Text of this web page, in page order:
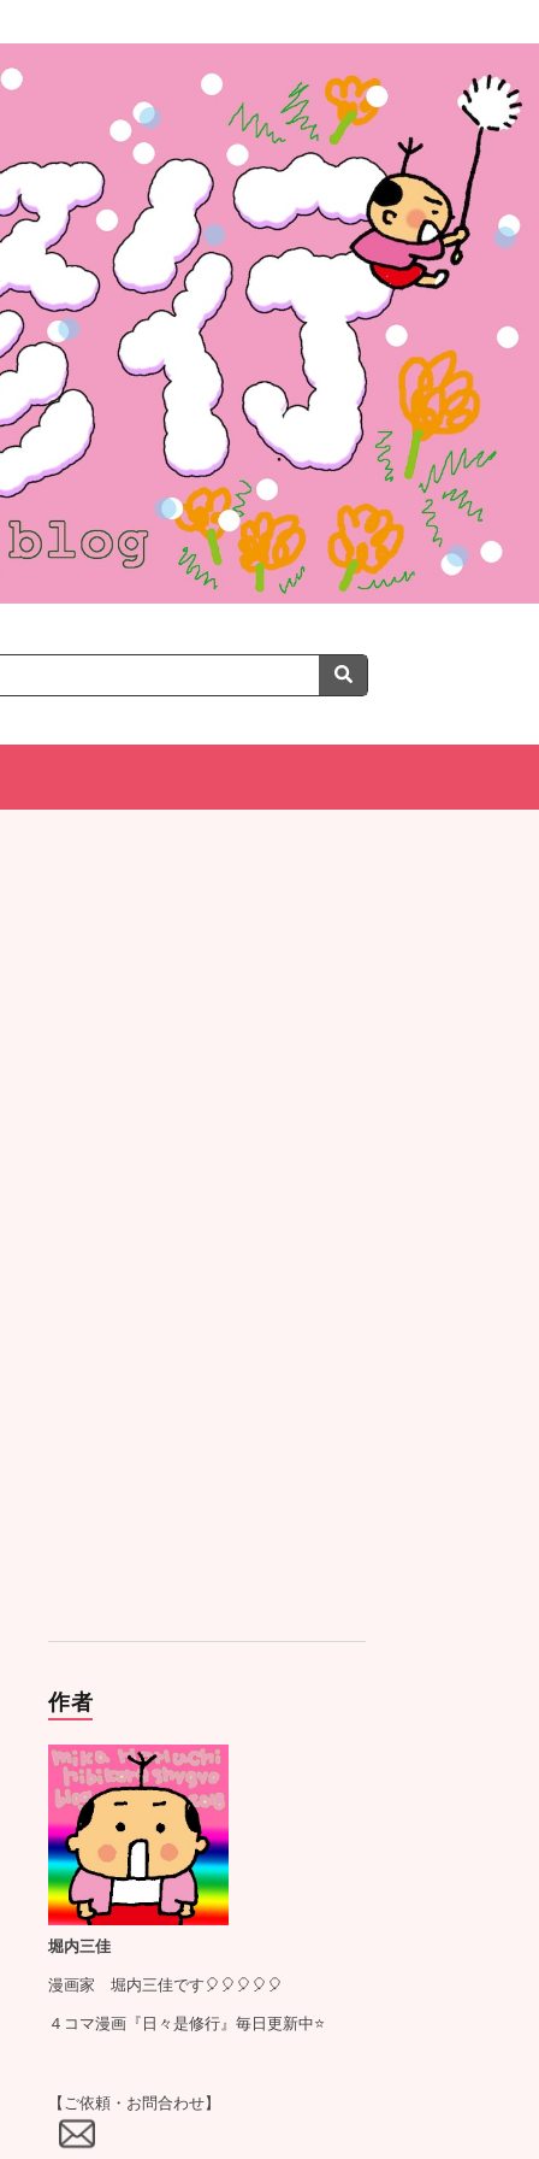
作者
堀内三佳
漫画家 堀内三佳です🎈🎈🎈🎈🎈
４コマ漫画『日々是修行』毎日更新中⭐️
【ご依頼・お問合わせ】